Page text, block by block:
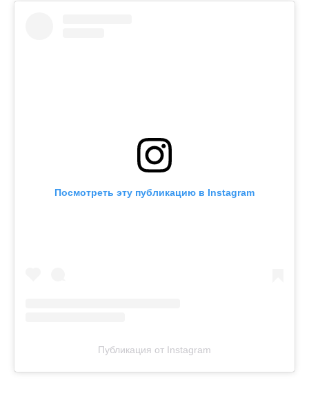
Посмотреть эту публикацию в Instagram
Публикация от Instagram